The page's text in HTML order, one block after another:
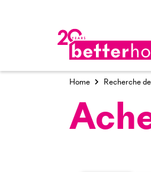
Home Recherche